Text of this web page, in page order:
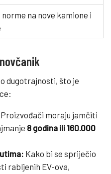
na nove kamione i
dugotrajnosti, što je
Proizvođači moraju jamčiti
8 godina ili 160.000
Kako bi se spriječio
rabljenih EV-ova,